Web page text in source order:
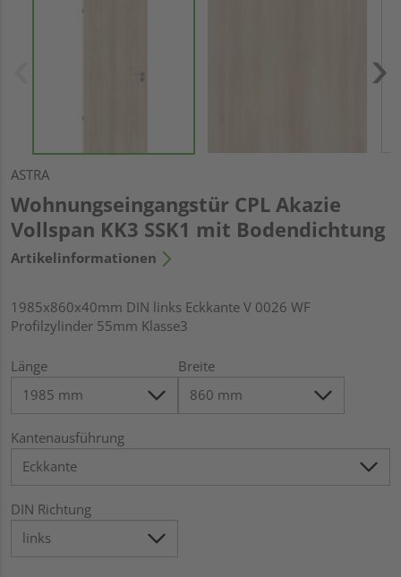
ASTRA
Wohnungseingangstür CPL Akazie
Vollspan KK3 SSK1 mit Bodendichtung
Artikelinformationen
1985x860x40mm DIN links Eckkante V 0026 WF
Profilzylinder 55mm Klasse3
Länge Breite
Kantenausführung
DIN Richtung